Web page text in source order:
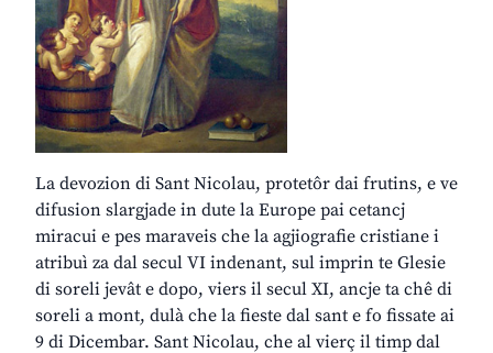
La devozion di Sant Nicolau, protetôr dai frutins, e ve
difusion slargjade in dute la Europe pai cetancj
miracui e pes maraveis che la agjiografie cristiane i
atribuì za dal secul VI indenant, sul imprin te Glesie
di soreli jevât e dopo, viers il secul XI, ancje ta chê di
soreli a mont, dulà che la fieste dal sant e fo fissate ai
9 di Dicembar. Sant Nicolau, che al vierç il timp dal